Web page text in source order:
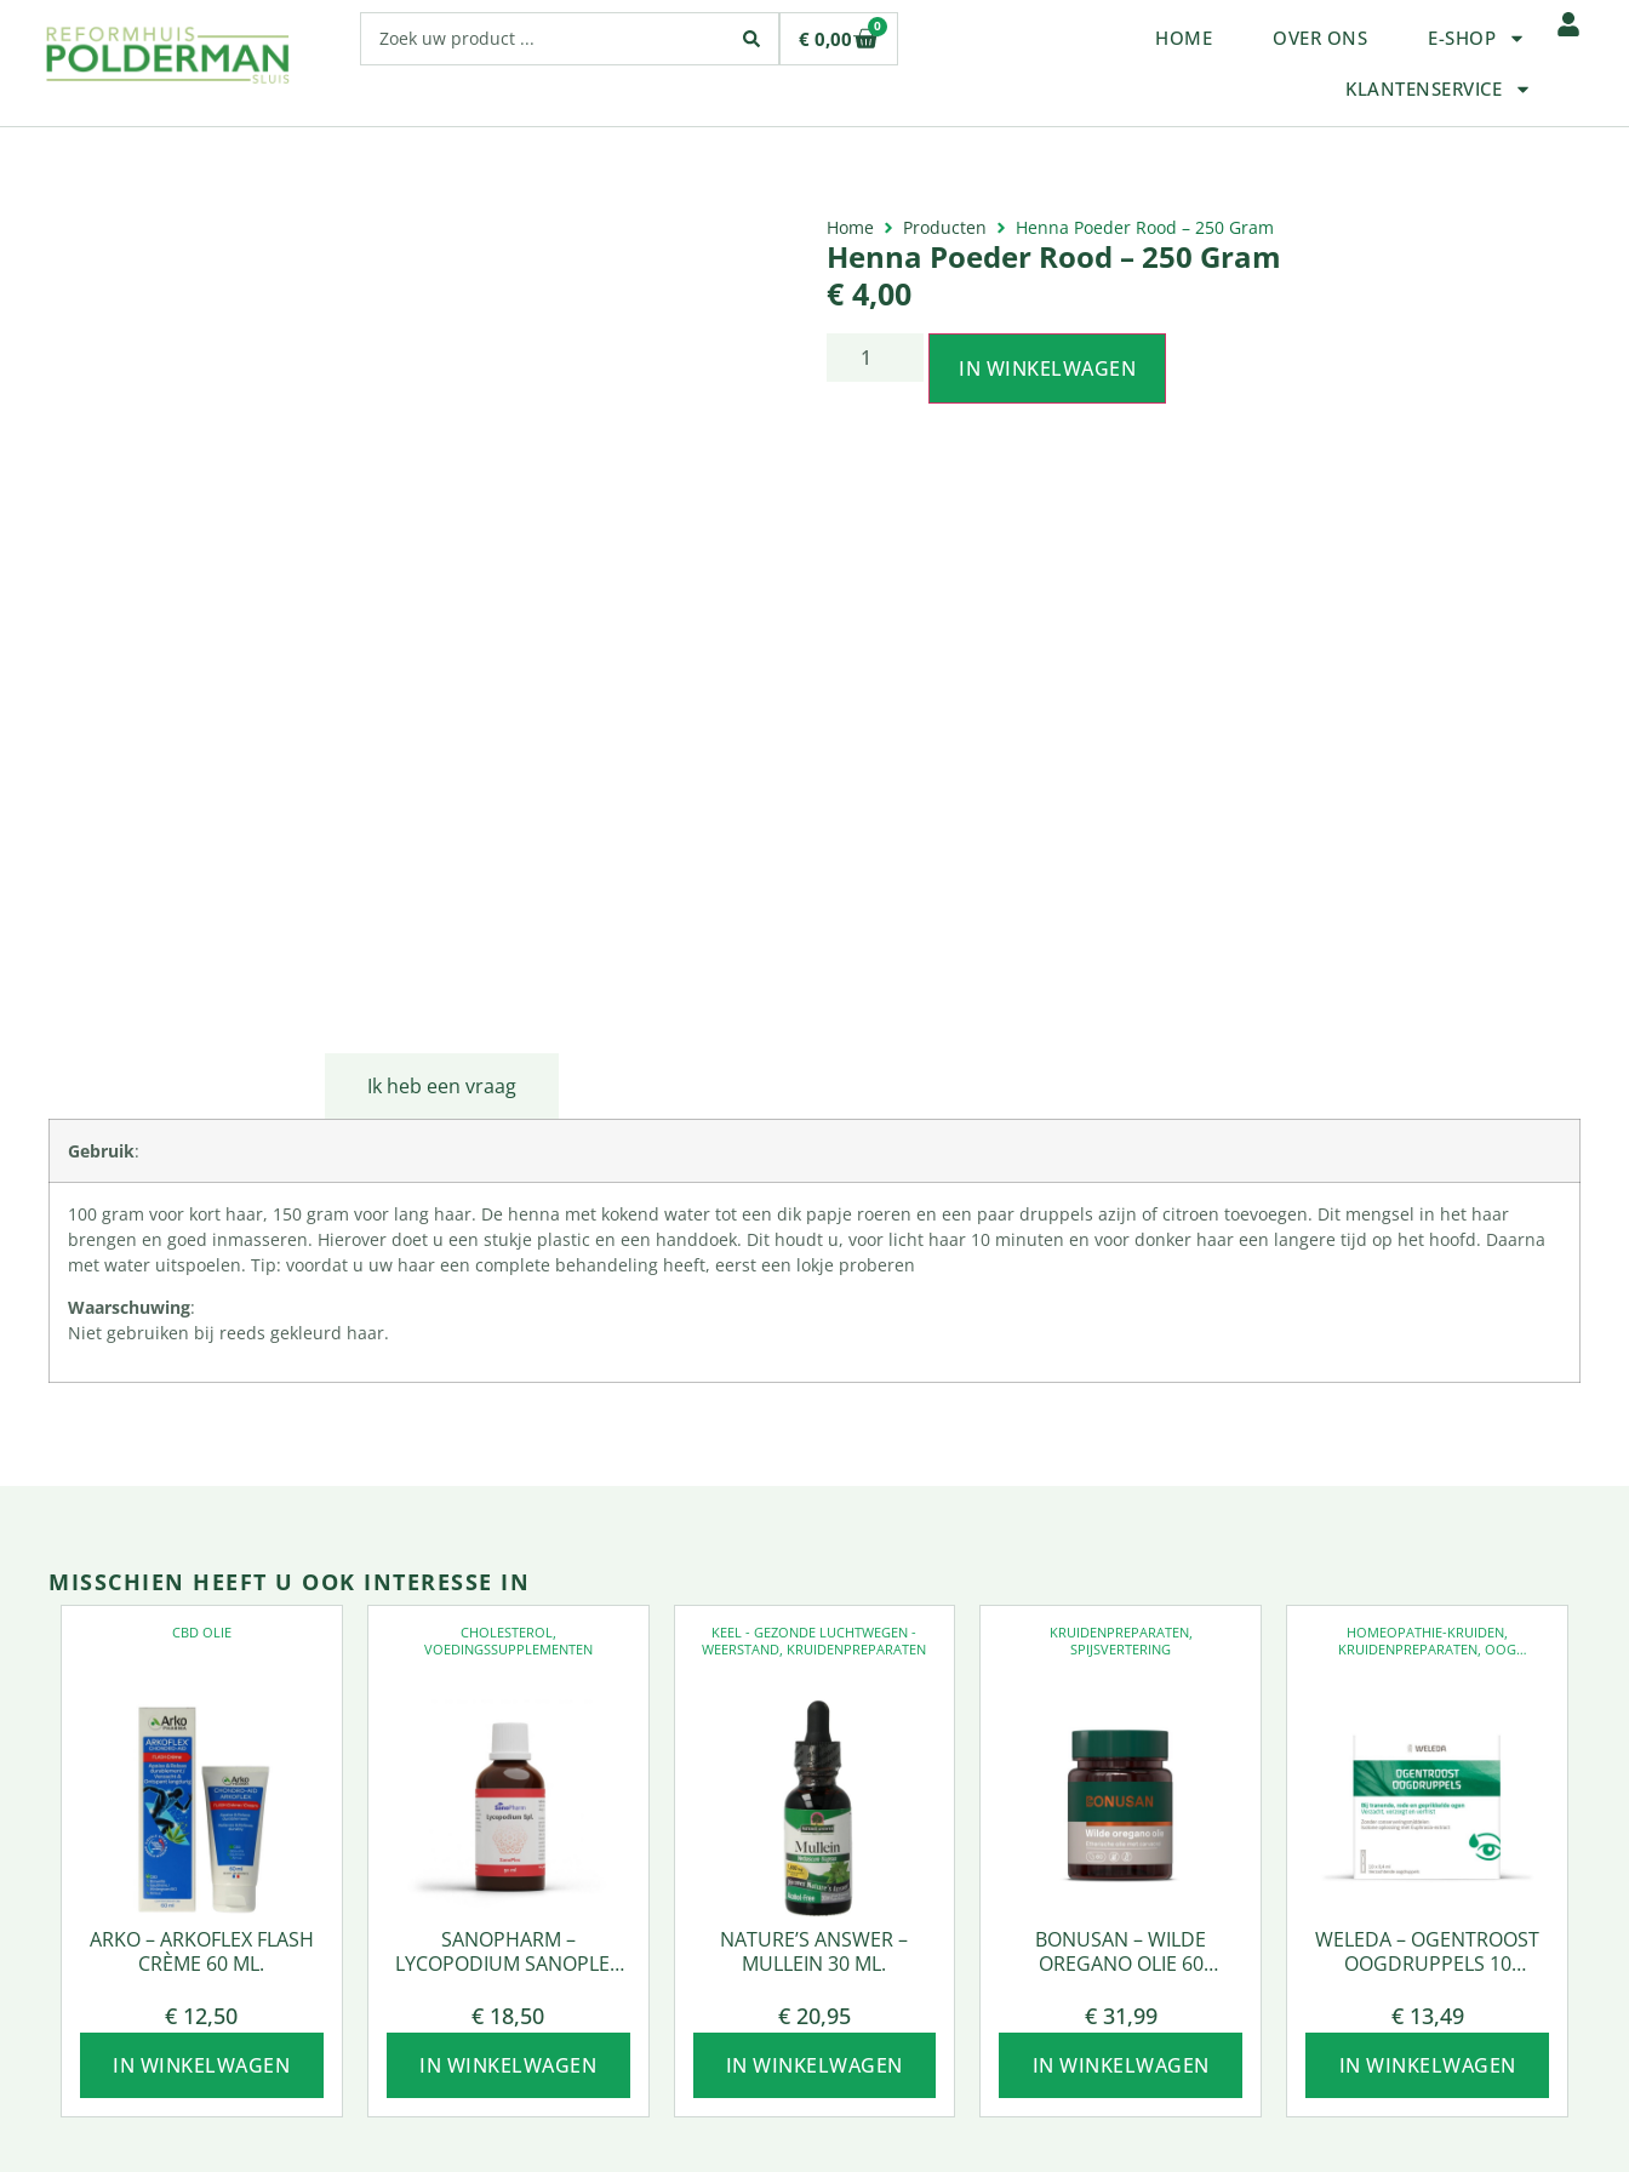
€ 0,00
0 HOME OVER ONS E-SHOP
KLANTENSERVICE
Home Producten Henna Poeder Rood – 250 Gram
Henna Poeder Rood – 250 Gram
€ 4,00
IN WINKELWAGEN
Ik heb een vraag
Gebruik:
100 gram voor kort haar, 150 gram voor lang haar. De henna met kokend water tot een dik papje roeren en een paar druppels azijn of citroen toevoegen. Dit mengsel in het haar
brengen en goed inmasseren. Hierover doet u een stukje plastic en een handdoek. Dit houdt u, voor licht haar 10 minuten en voor donker haar een langere tijd op het hoofd. Daarna
met water uitspoelen. Tip: voordat u uw haar een complete behandeling heeft, eerst een lokje proberen
Waarschuwing:
Niet gebruiken bij reeds gekleurd haar.
MISSCHIEN HEEFT U OOK INTERESSE IN
CBD OLIE
ARKO – ARKOFLEX FLASH
CRÈME 60 ML.
€ 12,50
IN WINKELWAGEN
CHOLESTEROL,
VOEDINGSSUPPLEMENTEN
SANOPHARM –
LYCOPODIUM SANOPLEX
€ 18,50
IN WINKELWAGEN
KEEL - GEZONDE LUCHTWEGEN -
WEERSTAND, KRUIDENPREPARATEN
NATURE’S ANSWER –
MULLEIN 30 ML.
€20,95
IN WINKELWAGEN
KRUIDENPREPARATEN,
SPIJSVERTERING
BONUSAN – WILDE
OREGANO OLIE 60
€31,99
IN WINKELWAGEN
HOMEOPATHIE-KRUIDEN,
KRUIDENPREPARATEN,OOG
WELEDA – OGENTROOST
OOGDRUPPELS 10
€13,49
IN WINKELWAGEN